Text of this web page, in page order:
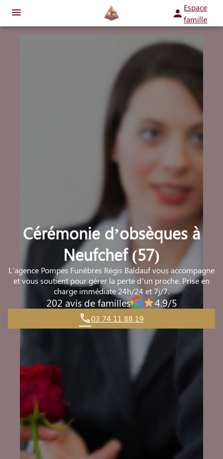
Espace
famille
Cérémonie d’obsèques à
Neufchef (57)
L'agence Pompes Funèbres Régis Baldauf vous accompagne
et vous soutient pour gérer la perte d’un proche. Prise en
charge immédiate 24h/24 et 7j/7.
202 avis de familles 4.9/5
03 74 11 88 19